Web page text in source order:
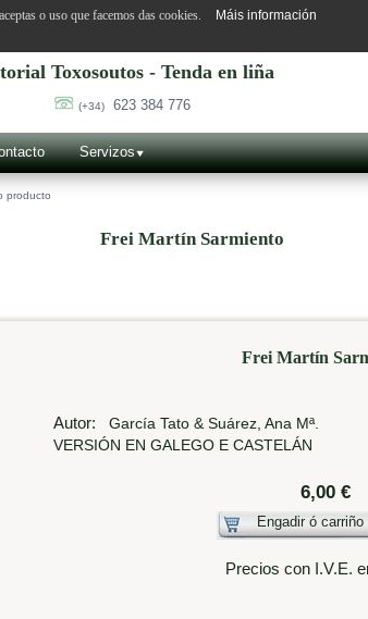
Toxosoutos - Tenda en liña
(+34) 623 384 776
Servizos
producto
Frei Martín Sarmiento
Frei Martín
Autor: García Tato & Suárez, Ana Mª.
VERSIÓN EN GALEGO E CASTELÁN
6,00 €
Engadir ó carriño
Precios con I.V.E.
o uso que facemos das cookies. Máis información